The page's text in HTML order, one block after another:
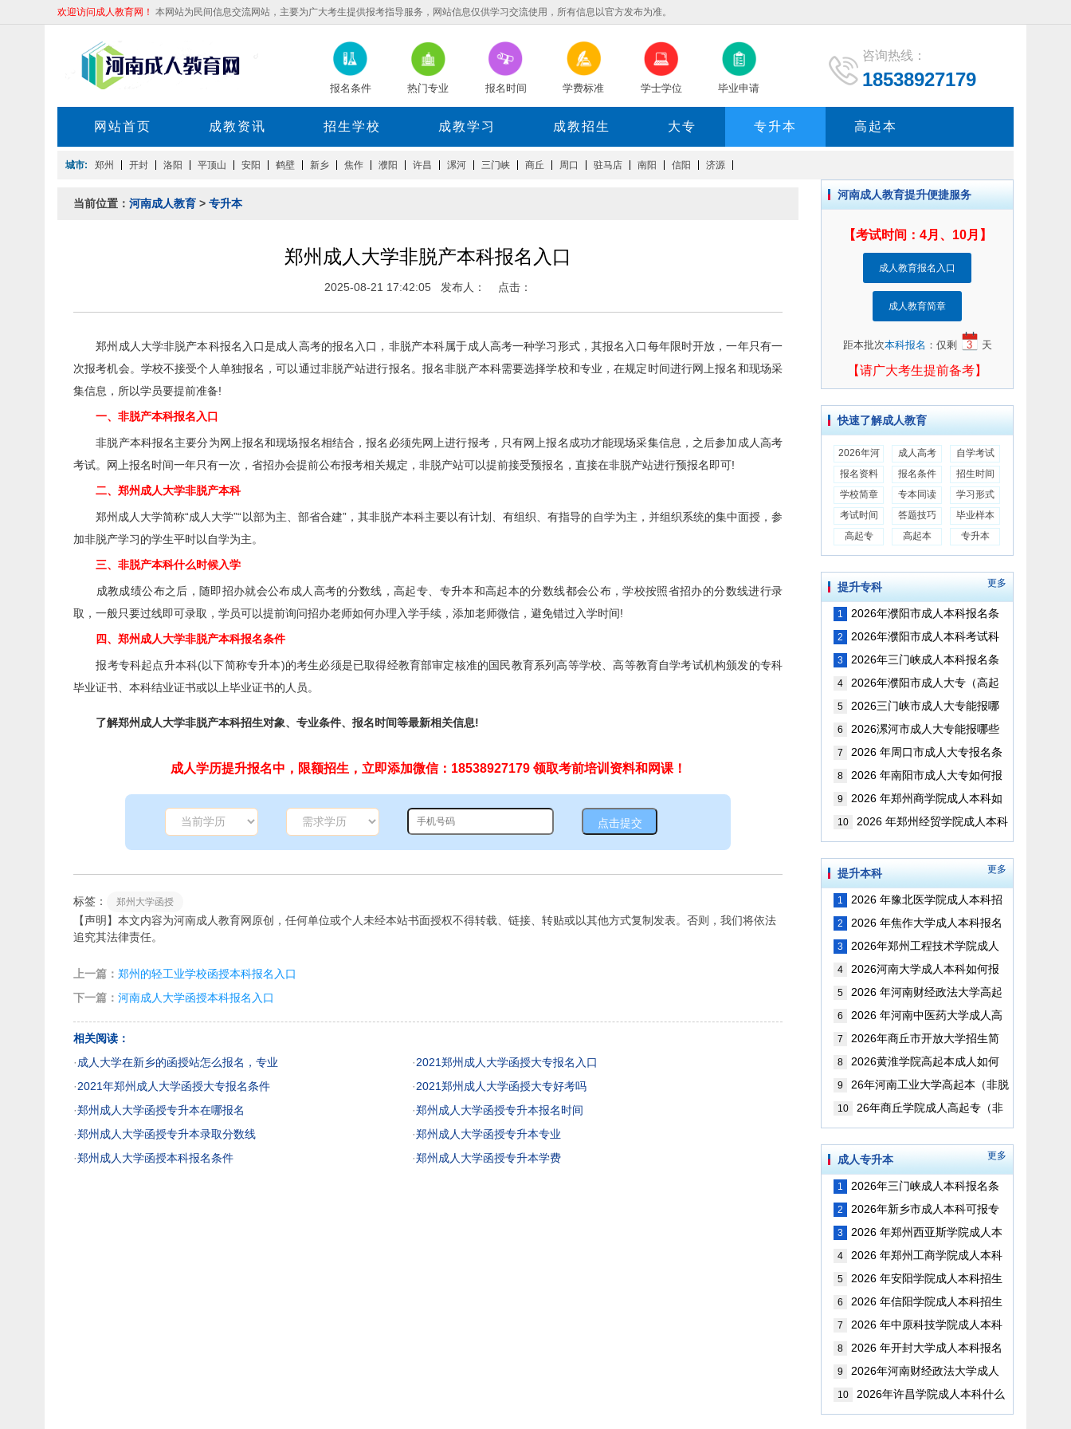
欢迎访问成人教育网！ 本网站为民间信息交流网站，主要为广大考生提供报考指导服务，网站信息仅供学习交流使用，所有信息以官方发布为准。
报名条件 热门专业 报名时间 学费标准 学士学位 毕业申请
咨询热线：
18538927179
网站首页 成教资讯 招生学校 成教学习 成教招生 大专 专升本 高起本
城市: 郑州 开封 洛阳 平顶山 安阳 鹤壁 新乡 焦作 濮阳 许昌 漯河 三门峡 商丘 周口 驻马店 南阳 信阳 济源
当前位置： 河南成人教育 > 专升本
郑州成人大学非脱产本科报名入口
2025-08-21 17:42:05 发布人： 点击：
郑州成人大学非脱产本科报名入口是成人高考的报名入口，非脱产本科属于成人高考一种学习形式，其报名入口每年限时开放，一年只有一
次报考机会。学校不接受个人单独报名，可以通过非脱产站进行报名。报名非脱产本科需要选择学校和专业，在规定时间进行网上报名和现场采
集信息，所以学员要提前准备!
一、非脱产本科报名入口
非脱产本科报名主要分为网上报名和现场报名相结合，报名必须先网上进行报考，只有网上报名成功才能现场采集信息，之后参加成人高考
考试。网上报名时间一年只有一次，省招办会提前公布报考相关规定，非脱产站可以提前接受预报名，直接在非脱产站进行预报名即可!
二、郑州成人大学非脱产本科
郑州成人大学简称“成人大学”“以部为主、部省合建”，其非脱产本科主要以有计划、有组织、有指导的自学为主，并组织系统的集中面授，参
加非脱产学习的学生平时以自学为主。
三、非脱产本科什么时候入学
成教成绩公布之后，随即招办就会公布成人高考的分数线，高起专、专升本和高起本的分数线都会公布，学校按照省招办的分数线进行录
取，一般只要过线即可录取，学员可以提前询问招办老师如何办理入学手续，添加老师微信，避免错过入学时间!
四、郑州成人大学非脱产本科报名条件
报考专科起点升本科(以下简称专升本)的考生必须是已取得经教育部审定核准的国民教育系列高等学校、高等教育自学考试机构颁发的专科
毕业证书、本科结业证书或以上毕业证书的人员。
了解郑州成人大学非脱产本科招生对象、专业条件、报名时间等最新相关信息!
成人学历提升报名中，限额招生，立即添加微信：18538927179 领取考前培训资料和网课！
标签： 郑州大学函授
【声明】本文内容为河南成人教育网原创，任何单位或个人未经本站书面授权不得转载、链接、转贴或以其他方式复制发表。否则，我们将依法
追究其法律责任。
上一篇： 郑州的轻工业学校函授本科报名入口
下一篇： 河南成人大学函授本科报名入口
相关阅读：
·成人大学在新乡的函授站怎么报名，专业 ·2021郑州成人大学函授大专报名入口
·2021年郑州成人大学函授大专报名条件 ·2021郑州成人大学函授大专好考吗
·郑州成人大学函授专升本在哪报名 ·郑州成人大学函授专升本报名时间
·郑州成人大学函授专升本录取分数线 ·郑州成人大学函授专升本专业
·郑州成人大学函授本科报名条件 ·郑州成人大学函授专升本学费
河南成人教育提升便捷服务
【考试时间：4月、10月】
成人教育报名入口
成人教育简章
距本批次本科报名 ：仅剩 3 天
【请广大考生提前备考】
快速了解成人教育
2026年河 成人高考
自学考试
报名资料
报名条件
招生时间
学校简章
专本同读
学习形式
考试时间
答题技巧
毕业样本
高起专
高起本 专升本
提升专科 更多
1
2026年濮阳市成人本科报名条
件以及考试内容是？（最新版）
2
2026年濮阳市成人本科考试科
目以及考试内容（最新版）
3
2026年三门峡成人本科报名条
件以及考试内容（最新版）
4
2026年濮阳市成人大专（高起
专）报名条件考试内容是？（最新
版）
5
2026三门峡市成人大专能报哪
些专业 以及考试科目（最新版）
6
2026漯河市成人大专能报哪些
专业以及考试科目（最新版）
7
2026 年周口市成人大专报名条
件考试科目是？（最新版）
8
2026 年南阳市成人大专如何报
名？考试科目是？（最新版）
9
2026 年郑州商学院成人本科如
何报名（更新版）
10
2026 年郑州经贸学院成人本科
如何报名（最新版）
提升本科 更多
1
2026 年豫北医学院成人本科招
生简章（最新版）
2
2026 年焦作大学成人本科报名
时间、报名条件及考试科目指南
（更新版）
3
2026年郑州工程技术学院成人
高考报名时间，考试科目和如何考
取学位证？（更新版）
4
2026河南大学成人本科如何报
名？可以报考哪些专业？（最新
版）
5
2026 年河南财经政法大学高起
本招生简章（更新版）
6
2026 年河南中医药大学成人高
起本招生简章（最新版）
7
2026年商丘市开放大学招生简
章（最新版）
8
2026黄淮学院高起本成人如何
报名？考试科目是？(最新版)
9
26年河南工业大学高起本（非脱
产）报名条件是？可以报考哪些专
科？（最新版）
10
26年商丘学院成人高起专（非
脱产）如何报名？可以报考哪些专
业?
成人专升本
更多
1
2026年三门峡成人本科报名条
件以及考试科目是？（最新版）
2
2026年新乡市成人本科可报专
业与考试科目（最新版）
3
2026 年郑州西亚斯学院成人本
科招生简章（最新版）
4
2026 年郑州工商学院成人本科
招生简章（最新版）
5
2026 年安阳学院成人本科招生
简章（最新版）
6
2026 年信阳学院成人本科招生
简章（最新版）
7
2026 年中原科技学院成人本科
招生简章（最新版）
8
2026 年开封大学成人本科报名
时间、考试科目及学位证考取全指
南（更新版）
9
2026年河南财经政法大学成人
本科报名时间，考试科目和如何考
取学位证？（更新版）
10
2026年许昌学院成人本科什么
时候报名？报名条件是？(最新版)